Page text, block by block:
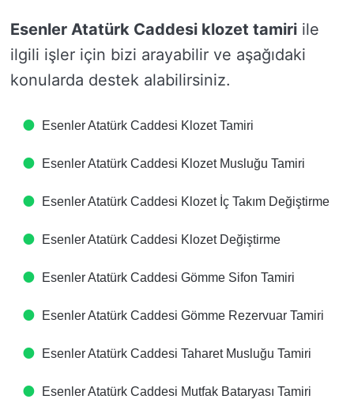
Esenler Atatürk Caddesi klozet tamiri ile
ilgili işler için bizi arayabilir ve aşağıdaki
konularda destek alabilirsiniz.
Esenler Atatürk Caddesi Klozet Tamiri
Esenler Atatürk Caddesi Klozet Musluğu Tamiri
Esenler Atatürk Caddesi Klozet İç Takım Değiştirme
Esenler Atatürk Caddesi Klozet Değiştirme
Esenler Atatürk Caddesi Gömme Sifon Tamiri
Esenler Atatürk Caddesi Gömme Rezervuar Tamiri
Esenler Atatürk Caddesi Taharet Musluğu Tamiri
Esenler Atatürk Caddesi Mutfak Bataryası Tamiri